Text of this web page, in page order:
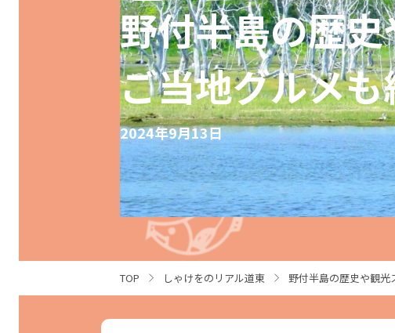
野付半島の歴
ご当地グルメ
2024年9月13日
TOP しゃけをのリアル道東 野付半島の歴史や観光